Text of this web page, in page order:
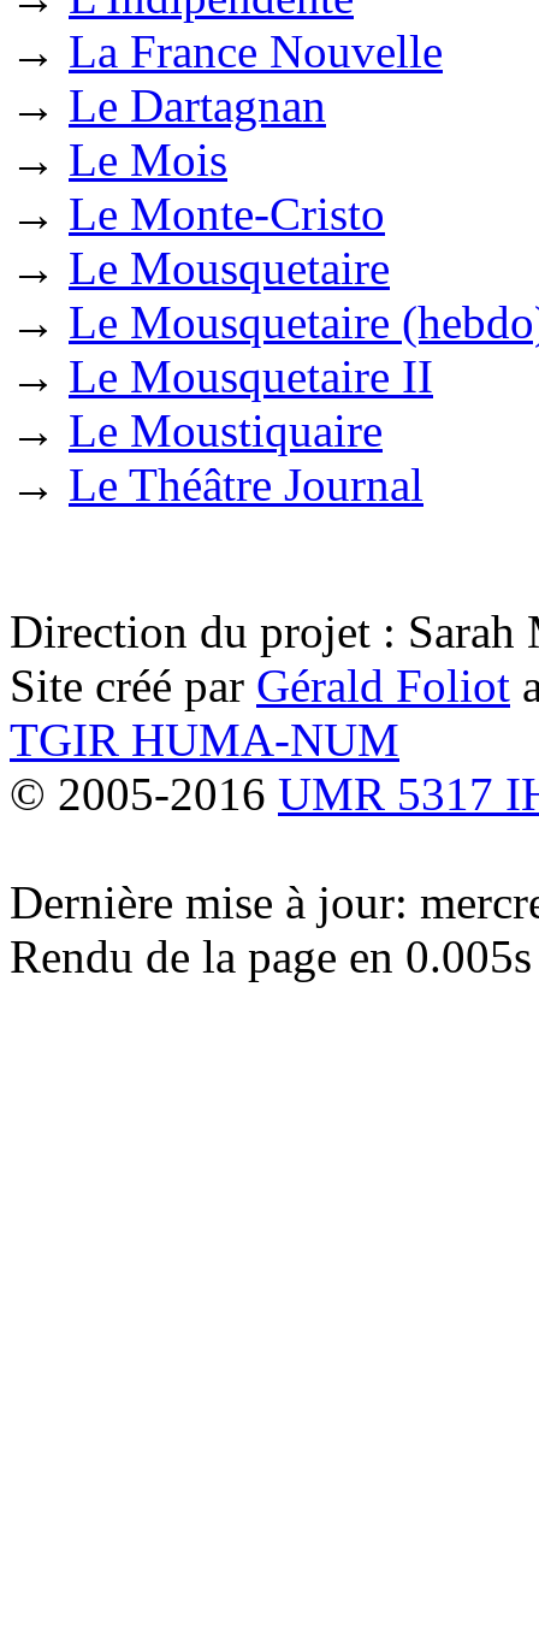
→ La France Nouvelle
→ Le Dartagnan
→ Le Mois
→ Le Monte-Cristo
→ Le Mousquetaire
→ Le Mousquetaire
→ Le Mousquetaire II
→ Le Moustiquaire
→ Le Théâtre Journal
Direction du projet : Sarah
Site créé par Gérald Foliot
TGIR HUMA-NUM
© 2005-2016 UMR 5317
Dernière mise à jour:
Rendu de la page en 0.005s